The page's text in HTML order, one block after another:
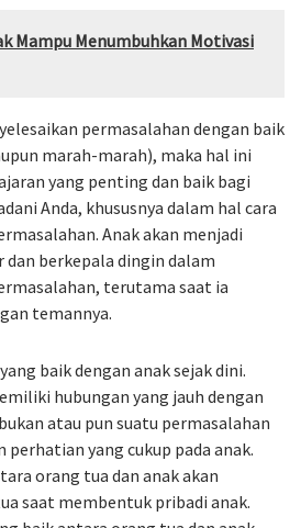
Mampu Menumbuhkan Motivasi
permasalahan dengan baik
marah-marah), maka hal ini
yang penting dan baik bagi
Anda, khususnya dalam hal cara
Anak akan menjadi
dan berkepala dingin dalam
terutama saat ia
temannya.
baik dengan anak sejak dini.
hubungan yang jauh dengan
atau pun suatu permasalahan
perhatian yang cukup pada anak.
orang tua dan anak akan
saat membentuk pribadi anak.